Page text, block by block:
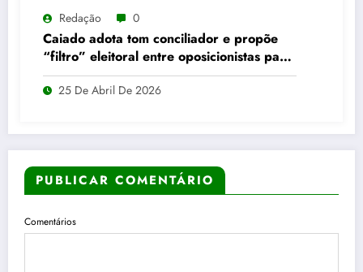
Redação 0
Caiado adota tom conciliador e propõe
“filtro” eleitoral entre oposicionistas para
2026
25 De Abril De 2026
PUBLICAR COMENTÁRIO
Comentários